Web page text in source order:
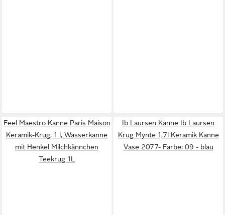
Feel Maestro Kanne Paris Maison
Keramik-Krug, 1 l, Wasserkanne
mit Henkel Milchkännchen
Teekrug 1L
Ib Laursen Kanne Ib Laursen
Krug Mynte 1,7l Keramik Kanne
Vase 2077- Farbe: 09 - blau